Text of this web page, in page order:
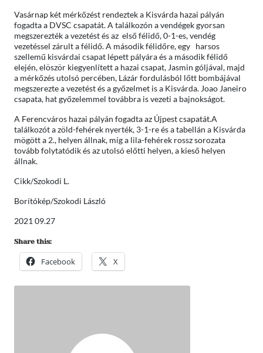
Vasárnap két mérkőzést rendeztek a Kisvárda hazai pályán
fogadta a DVSC csapatát. A találkozón a vendégek gyorsan
megszerezték a vezetést és az első félidő, 0-1-es, vendég
vezetéssel zárult a félidő. A második félidőre, egy harsos
szellemű kisvárdai csapat lépett pályára és a második félidő
elején, elöször kiegyenlített a hazai csapat, Jasmin góljával, majd
a mérkőzés utolsó percében, Lázár fordulásból lőtt bombájával
megszerezte a vezetést és a győzelmet is a Kisvárda. Joao Janeiro
csapata, hat győzelemmel továbbra is vezeti a bajnokságot.
A Ferencváros hazai pályán fogadta az Újpest csapatát.A
találkozót a zöld-fehérek nyerték, 3-1-re és a tabellán a Kisvárda
mögött a 2., helyen állnak, míg a lila-fehérek rossz sorozata
tovább folytatódik és az utolsó előtti helyen, a kieső helyen
állnak.
Cikk/Szokodi L.
Borítókép/Szokodi László
2021 09.27
Share this:
Facebook X